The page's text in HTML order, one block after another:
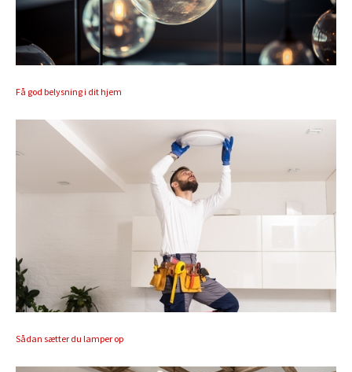
Få god belysning i dit hjem
Sådan sætter du lamper op